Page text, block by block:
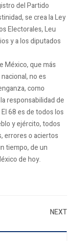
del Partido
se crea la Ley
Electorales, Leu
y a los diputados
México, que más
no es
como
responsabilidad de
68 es de todos los
y ejército, todos
errores o aciertos
tiempo, de un
de hoy.
NEXT